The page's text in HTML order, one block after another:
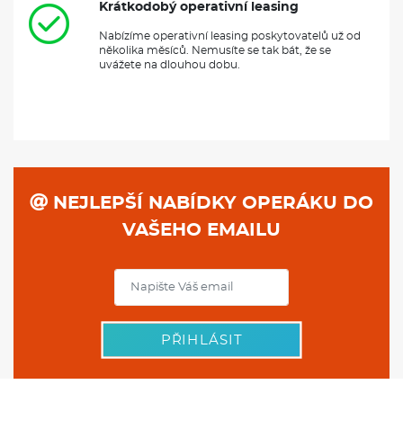
Krátkodobý operativní leasing
Nabízíme operativní leasing poskytovatelů už od
několika měsíců. Nemusíte se tak bát, že se
uvážete na dlouhou dobu.
NEJLEPŠÍ NABÍDKY OPERÁKU DO
VAŠEHO EMAILU
PŘIHLÁSIT